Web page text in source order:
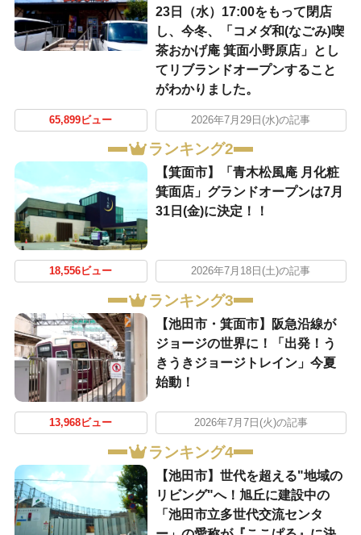
23日（水）17:00をもって閉店
し、今冬、「コメダ和(なごみ)喫
茶おかげ庵 箕面小野原店」とし
てリブランドオープンすること
がわかりました。
65,899ビュー 2026年7月29日(水)の記事
ランキング2
【箕面市】「青木松風庵 月化粧
箕面店」グランドオープンは7月
31日(金)に決定！！
18,556ビュー 2026年7月18日(土)の記事
ランキング3
【池田市・箕面市】阪急沿線が
ジョージの世界に！「出発！う
きうきジョージトレイン」今夏
始動！
13,968ビュー 2026年7月7日(火)の記事
ランキング4
【池田市】世代を超える"地域の
リビング"へ！旭丘に建設中の
「池田市立多世代交流センタ